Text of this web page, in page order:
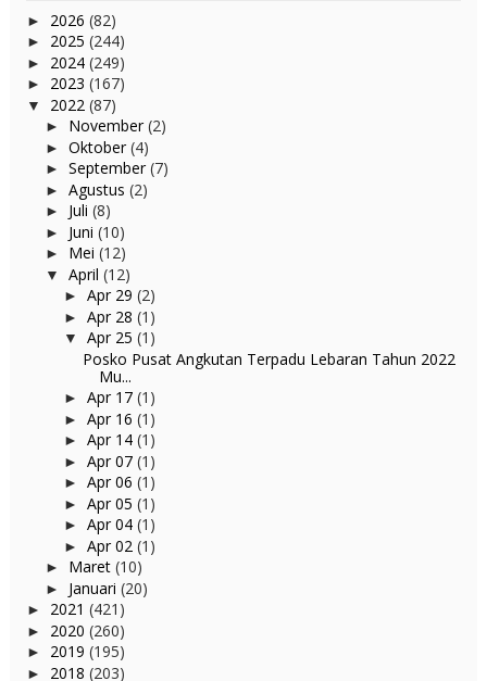
► 2026 (82)
► 2025 (244)
► 2024 (249)
► 2023 (167)
▼ 2022 (87)
► November(2)
► Oktober(4)
► September(7)
► Agustus (2)
► Juli (8)
► Juni (10)
► Mei (12)
▼ April (12)
► Apr 29 (2)
► Apr 28 (1)
▼ Apr 25 (1)
Posko Pusat Angkutan Terpadu Lebaran Tahun 2022
Mu...
► Apr 17 (1)
► Apr 16 (1)
► Apr 14 (1)
► Apr 07 (1)
► Apr 06 (1)
► Apr 05 (1)
► Apr 04 (1)
► Apr 02 (1)
► Maret (10)
► Januari (20)
► 2021 (421)
► 2020 (260)
► 2019 (195)
► 2018 (203)